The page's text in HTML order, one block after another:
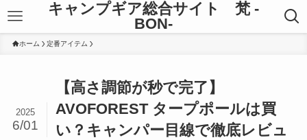
キャンプギア総合サイト 梵 -
BON-
ホーム 定番アイテム
【高さ調節が秒で完了】
AVOFOREST タープポールは買
い？キャンパー目線で徹底レビュ
2025
6/01